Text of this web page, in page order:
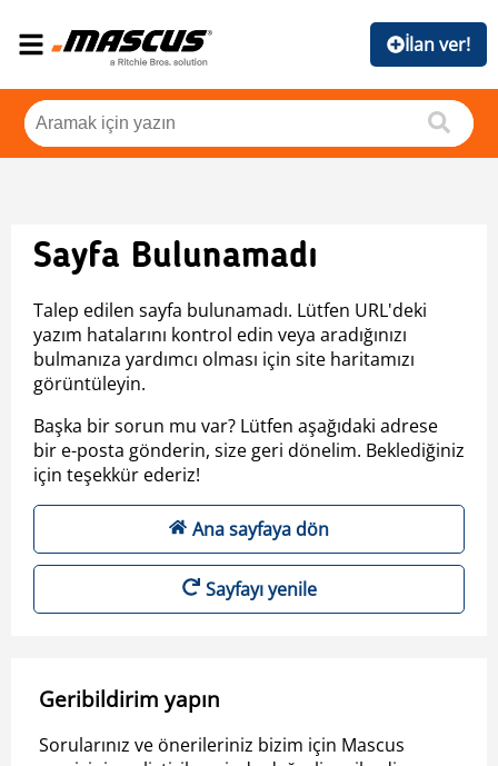
İlan ver!
Sayfa Bulunamadı
Talep edilen sayfa bulunamadı. Lütfen URL'deki
yazım hatalarını kontrol edin veya aradığınızı
bulmanıza yardımcı olması için site haritamızı
görüntüleyin.
Başka bir sorun mu var? Lütfen aşağıdaki adrese
bir e-posta gönderin, size geri dönelim. Beklediğiniz
için teşekkür ederiz!
Ana sayfaya dön
Sayfayı yenile
Geribildirim yapın
Sorularınız ve önerileriniz bizim için Mascus